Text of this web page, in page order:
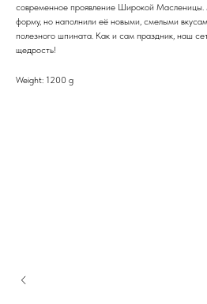
современное проявление Широкой
форму, но наполнили её новыми, смелыми
полезного шпината. Как и сам праздник, наш
щедрость!
Weight: 1200 g